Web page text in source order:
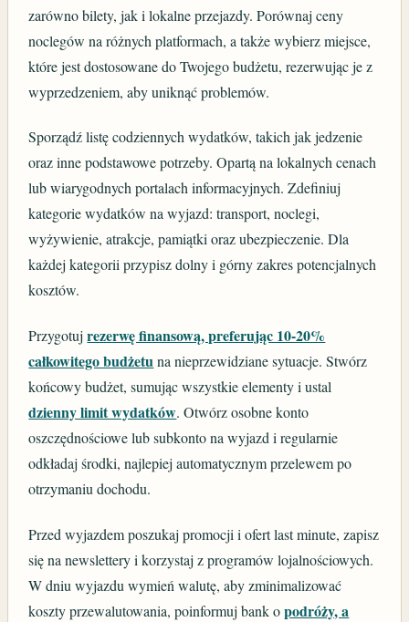
zarówno bilety, jak i lokalne przejazdy. Porównaj ceny
noclegów na różnych platformach, a także wybierz miejsce,
które jest dostosowane do Twojego budżetu, rezerwując je z
wyprzedzeniem, aby uniknąć problemów.
Sporządź listę codziennych wydatków, takich jak jedzenie
oraz inne podstawowe potrzeby. Opartą na lokalnych cenach
lub wiarygodnych portalach informacyjnych. Zdefiniuj
kategorie wydatków na wyjazd: transport, noclegi,
wyżywienie, atrakcje, pamiątki oraz ubezpieczenie. Dla
każdej kategorii przypisz dolny i górny zakres potencjalnych
kosztów.
Przygotujrezerwę finansową, preferując 10-20%
całkowitego budżetuna nieprzewidziane sytuacje. Stwórz
końcowy budżet, sumując wszystkie elementy i ustal
dzienny limit wydatków. Otwórz osobne konto
oszczędnościowe lub subkonto na wyjazd i regularnie
odkładaj środki, najlepiej automatycznym przelewem po
otrzymaniu dochodu.
Przed wyjazdem poszukaj promocji i ofert last minute, zapisz
się na newslettery i korzystaj z programów lojalnościowych.
W dniu wyjazdu wymień walutę, aby zminimalizować
koszty przewalutowania, poinformuj bank opodróży, a